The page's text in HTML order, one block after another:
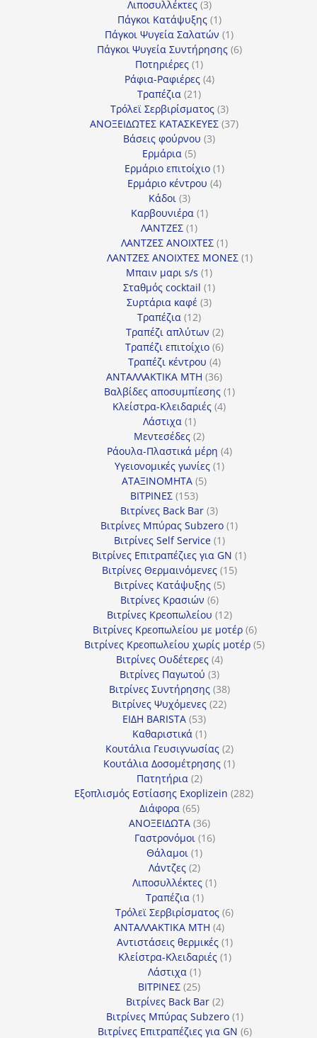
Λιποσυλλέκτες 33
προϊόντα
Πάγκοι Κατάψυξης 11
προϊόν
Πάγκοι Ψυγεία Σαλατών 11
προϊόν
Πάγκοι Ψυγεία Συντήρησης 66
Ποτηριέρες 11
προϊόν
Ράφια-Ραφιέρες 44
Τραπέζια 2121
προϊόντα
Τρόλεϊ Σερβιρίσματος 33
προϊόντα
ΑΝΟΞΕΙΔΩΤΕΣ ΚΑΤΑΣΚΕΥΕΣ 3737
Βάσεις φούρνου 33
Ερμάρια 55
προϊόντα
Ερμάριο επιτοίχιο 11
προϊόν
Ερμάριο κέντρου 44
Κάδοι 33
προϊόντα
Καρβουνιέρα 11
ΛΑΝΤΖΕΣ 11
προϊόν
ΛΑΝΤΖΕΣ ΑΝΟΙΧΤΕΣ 11
προϊόν
ΛΑΝΤΖΕΣ ΑΝΟΙΧΤΕΣ ΜΟΝΕΣ 11
Μπαιν μαρι s/s 11
προϊόν
Σταθμός cocktail 11
Συρτάρια καφέ 33
Τραπέζια 1212
προϊόντα
Τραπέζι απλύτων 22
προϊόντα
Τραπέζι επιτοίχιο 66
προϊόντα
Τραπέζι κέντρου 44
προϊόντα
ΑΝΤΑΛΛΑΚΤΙΚΑ MTH 3636
προϊόντα
Βαλβίδες αποσυμπίεσης 11
Κλείστρα-Κλειδαριές 44
Λάστιχα 11
προϊόν
Μεντεσέδες 22
προϊόντα
Ράουλα-Πλαστικά μέρη 44
Υγειονομικές γωνίες 11
ΑΤΑΞΙΝΟΜΗΤΑ 55
ΒΙΤΡΙΝΕΣ 153153
προϊόντα
Βιτρίνες Back Bar 33
προϊόντα
Βιτρίνες Mπύρας Subzero 11
Βιτρίνες Self Service 11
προϊόν
Βιτρίνες Επιτραπέζιες για GN 11
Βιτρίνες Θερμαινόμενες 1515
Βιτρίνες Κατάψυξης 55
Βιτρίνες Κρασιών 66
προϊόντα
Βιτρίνες Κρεοπωλείου 1212
προϊόντα
Βιτρίνες Κρεοπωλείου με μοτέρ 66
προϊόντα
Βιτρίνες Κρεοπωλείου χωρίς μοτέρ 55
Βιτρίνες Ουδέτερες 44
προϊόντα
Βιτρίνες Παγωτού 33
προϊόντα
Βιτρίνες Συντήρησης 3838
προϊόντα
Βιτρίνες Ψυχόμενες 2222
ΕΙΔΗ BARISTA 5353
προϊόντα
Καθαριστικά 11
προϊόν
Κουτάλια Γευσιγνωσίας 22
προϊόντα
Κουτάλια Δοσομέτρησης 11
Πατητήρια 22
προϊόντα
Εξοπλισμός Εστίασης Exoplizein 282282
Διάφορα 6565
προϊόντα
ΑΝΟΞΕΙΔΩΤΑ 3636
προϊόντα
Γαστρονόμοι 1616
Θάλαμοι 11
προϊόν
Λάντζες 22
προϊόντα
Λιποσυλλέκτες 11
Τραπέζια 11
προϊόν
Τρόλεϊ Σερβιρίσματος 66
ΑΝΤΑΛΛΑΚΤΙΚΑ MTH 44
προϊόντα
Αντιστάσεις θερμικές 11
προϊόν
Κλείστρα-Κλειδαριές 11
Λάστιχα 11
προϊόν
ΒΙΤΡΙΝΕΣ 2525
προϊόντα
Βιτρίνες Back Bar 22
προϊόντα
Βιτρίνες Mπύρας Subzero 11
προϊόν
Βιτρίνες Επιτραπέζιες για GN 66